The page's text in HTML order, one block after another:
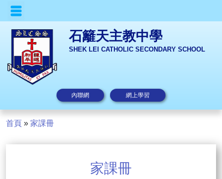
石籬天主教中學
SHEK LEI CATHOLIC SECONDARY SCHOOL
內聯網 網上學習
首頁 » 家課冊
家課冊